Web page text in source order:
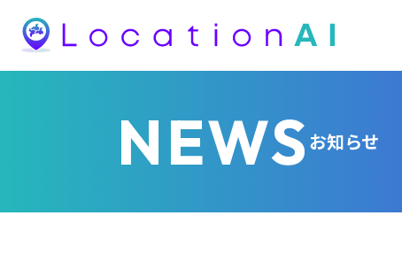
NEWS お知らせ